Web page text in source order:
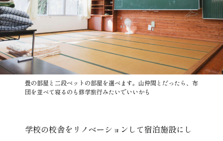
畳の部屋と二段ベットの部屋を選べます。山仲間とだったら、布
団を並べて寝るのも修学旅行みたいでいいかも
学校の校舎をリノベーションして宿泊施設にし